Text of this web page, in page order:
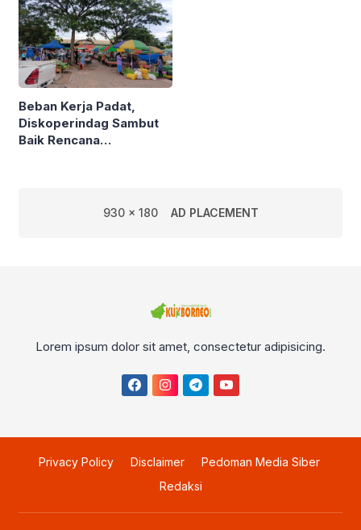
Beban Kerja Padat,
Diskoperindag Sambut
Baik Rencana
930 x 180 AD PLACEMENT
Lorem ipsum dolor sit amet, consectetur adipisicing.
Privacy Policy Disclaimer
Pedoman Media Siber
Redaksi